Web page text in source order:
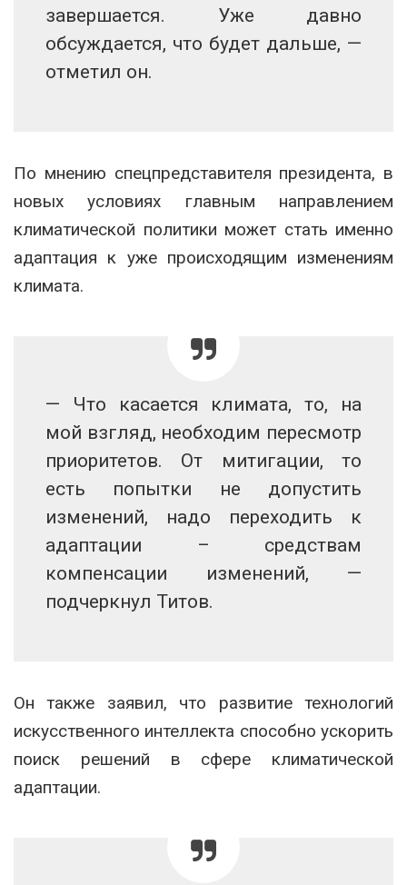
завершается. Уже давно
обсуждается, что будет дальше, —
отметил он.
По мнению спецпредставителя президента, в
новых условиях главным направлением
климатической политики может стать именно
адаптация к уже происходящим изменениям
климата.
— Что касается климата, то, на
мой взгляд, необходим пересмотр
приоритетов. От митигации, то
есть попытки не допустить
изменений, надо переходить к
адаптации – средствам
компенсации изменений, —
подчеркнул Титов.
Он также заявил, что развитие технологий
искусственного интеллекта способно ускорить
поиск решений в сфере климатической
адаптации.